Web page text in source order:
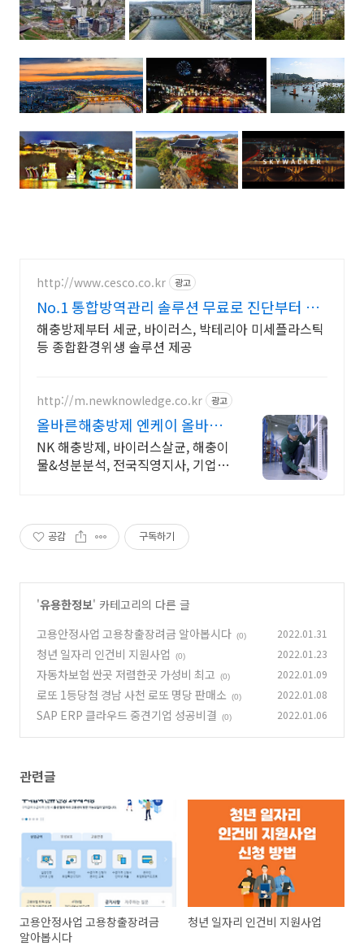
http://www.cesco.co.kr 광고
No.1 통합방역관리 솔루션 무료로 진단부터 받
으세요
해충방제부터 세균, 바이러스, 박테리아 미세플라스틱
등 종합환경위생 솔루션 제공
http://m.newknowledge.co.kr 광고
올바른해충방제 엔케이 올바른
선택이 결과를바꿉니다!
NK 해충방제, 바이러스살균, 해충이
물&성분분석, 전국직영지사, 기업&
공감 구독하기
'유용한정보' 카테고리의 다른 글
고용안정사업 고용창출장려금 알아봅시다 (0) 2022.01.31
청년 일자리 인건비 지원사업 (0) 2022.01.23
자동차보험 싼곳 저렴한곳 가성비 최고 (0) 2022.01.09
로또 1등당첨 경남 사천 로또 명당 판매소 (0) 2022.01.08
SAP ERP 클라우드 중견기업 성공비결 (0) 2022.01.06
관련글
고용안정사업 고용창출장려금
알아봅시다
청년 일자리 인건비 지원사업